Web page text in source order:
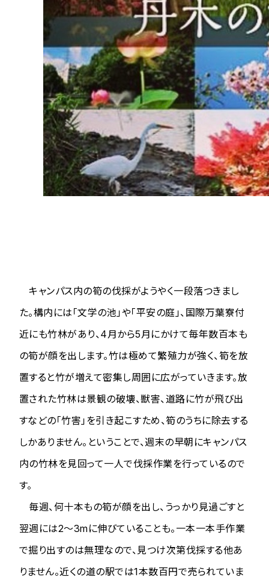
キャンパス内の筍の伐採がようやく一段落つきまし
た。構内には「文学の池」や「平安の庭」、国際万葉寮付
近にも竹林があり、4月から5月にかけて毎年数百本も
の筍が顔を出します。竹は極めて繁殖力が強く、筍を放
置すると竹が増えて密集し周囲に広がっていきます。放
置された竹林は景観の破壊、獣害、道路に竹が飛び出
すなどの「竹害」を引き起こすため、筍のうちに除去する
しかありません。ということで、週末の早朝にキャンパス
内の竹林を見回って一人で伐採作業を行っているので
す。
毎週、何十本もの筍が顔を出し、うっかり見過ごすと
翌週には2～3mに伸びていることも。一本一本手作業
で掘り出すのは無理なので、見つけ次第伐採する他あ
りません。近くの道の駅では1本数百円で売られていま